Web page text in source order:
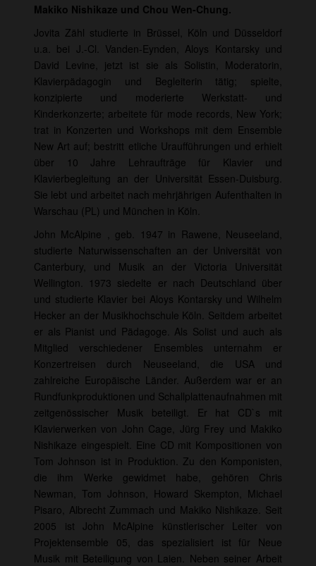
Makiko Nishikaze und Chou Wen-Chung.
Jovita Zähl studierte in Brüssel, Köln und Düsseldorf
u.a. bei J.-Cl. Vanden-Eynden, Aloys Kontarsky und
David Levine, jetzt ist sie als Solistin, Moderatorin,
Klavierpädagogin und Begleiterin tätig; spielte,
konzipierte und moderierte Werkstatt- und
Kinderkonzerte; arbeitete für mode records, New York;
trat in Konzerten und Workshops mit dem Ensemble
New Art auf; bestritt etliche Uraufführungen und erhielt
über 10 Jahre Lehraufträge für Klavier und
Klavierbegleitung an der Universität Essen-Duisburg.
Sie lebt und arbeitet nach mehrjährigen Aufenthalten in
Warschau (PL) und München in Köln.
John McAlpine , geb. 1947 in Rawene, Neuseeland,
studierte Naturwissenschaften an der Universität von
Canterbury, und Musik an der Victoria Universität
Wellington. 1973 siedelte er nach Deutschland über
und studierte Klavier bei Aloys Kontarsky und Wilhelm
Hecker an der Musikhochschule Köln. Seitdem arbeitet
er als Pianist und Pädagoge. Als Solist und auch als
Mitglied verschiedener Ensembles unternahm er
Konzertreisen durch Neuseeland, die USA und
zahlreiche Europäische Länder. Außerdem war er an
Rundfunkproduktionen und Schallplattenaufnahmen mit
zeitgenössischer Musik beteiligt. Er hat CD`s mit
Klavierwerken von John Cage, Jürg Frey und Makiko
Nishikaze eingespielt. Eine CD mit Kompositionen von
Tom Johnson ist in Produktion. Zu den Komponisten,
die ihm Werke gewidmet habe, gehören Chris
Newman, Tom Johnson, Howard Skempton, Michael
Pisaro, Albrecht Zummach und Makiko Nishikaze. Seit
2005 ist John McAlpine künstlerischer Leiter von
Projektensemble 05, das spezialisiert ist für Neue
Musik mit Beteiligung von Laien. Neben seiner Arbeit